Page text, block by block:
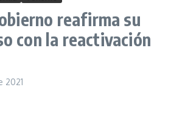
reafirma su
con la reactivación
2021